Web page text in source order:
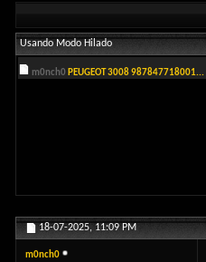
Usando Modo Hilado
m0nch0 PEUGEOT 3008 987847718001...
18-07-2025, 11:09 PM
m0nch0